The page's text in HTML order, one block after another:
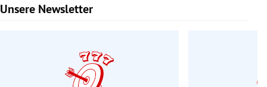
Unsere Newsletter
Slide 1 von 6